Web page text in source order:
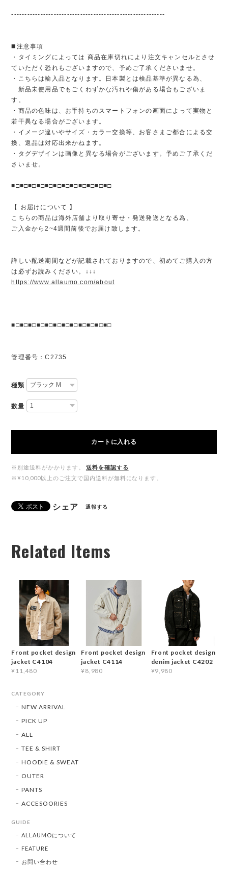
----------------------------------------------------------
◼️注意事項
・タイミングによっては 商品在庫切れにより注文キャンセルとさせ
ていただく恐れもございますので、予めご了承くださいませ。
・こちらは輸入品となります。日本製とは検品基準が異なる為、
新品未使用品でもごくわずかな汚れや傷がある場合もございま
す。
・商品の色味は、お手持ちのスマートフォンの画面によって実物と
若干異なる場合がございます。
・イメージ違いやサイズ・カラー交換等、お客さまご都合による交
換、返品は対応出来かねます。
・タグデザインは画像と異なる場合がございます。予めご了承くだ
さいませ。
■□■□■□■□■□■□■□■□■□■□■□■□
【 お届けについて 】
こちらの商品は海外店舗より取り寄せ・発送発送となる為、
ご入金から2~4週間前後でお届け致します。
詳しい配送期間などが記載されておりますので、初めてご購入の方
は必ずお読みください。↓↓↓
https://www.allaumo.com/about
■□■□■□■□■□■□■□■□■□■□■□■□
管理番号：C2735
種類
数量
カートに入れる
※別途送料がかかります。
送料を確認する
※¥10,000以上のご注文で国内送料が無料になります。
シェア 通報する
Related Items
Front pocket design
jacket C4104
¥11,480
Front pocket design
jacket C4114
¥8,980
Front pocket design
denim jacket C4202
¥9,980
CATEGORY
NEW ARRIVAL
PICK UP
ALL
TEE & SHIRT
HOODIE & SWEAT
OUTER
PANTS
ACCESOORIES
GUIDE
ALLAUMOについて
FEATURE
お問い合わせ